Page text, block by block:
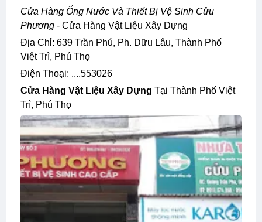
Cửa Hàng Ống Nước Và Thiết Bị Vệ Sinh Cửu
Phương - Cửa Hàng Vật Liệu Xây Dựng
Địa Chỉ: 639 Trần Phú, Ph. Dữu Lâu, Thành Phố
Việt Trì, Phú Thọ
Điện Thoại: ....553026
Cửa Hàng Vật Liệu Xây Dựng Tại Thành Phố Việt
Trì, Phú Thọ